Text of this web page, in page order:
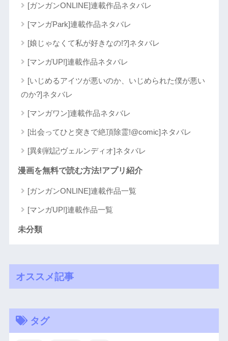
[ガンガンONLINE]連載作品ネタバレ
[マンガPark]連載作品ネタバレ
[娘じゃなくて私が好きなの!?]ネタバレ
[マンガUP!]連載作品ネタバレ
[いじめるアイツが悪いのか、いじめられた僕が悪い
のか?]ネタバレ
[マンガワン]連載作品ネタバレ
[出会ってひと突きで絶頂除霊!@comic]ネタバレ
[異剣戦記ヴェルンディオ]ネタバレ
漫画を無料で読む方法!アプリ紹介
[ガンガンONLINE]連載作品一覧
[マンガUP!]連載作品一覧
未分類
オススメ記事
タグ